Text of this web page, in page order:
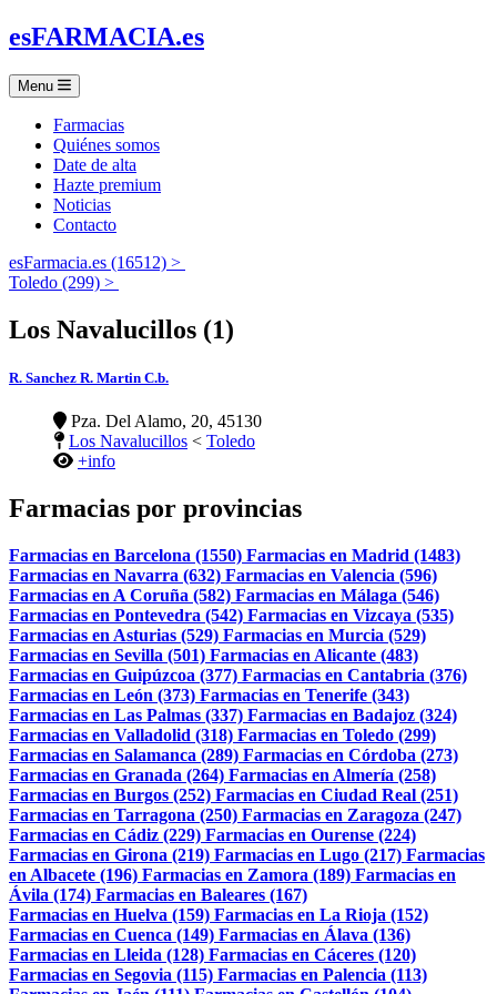
esFARMACIA.es
Menu
Farmacias
Quiénes somos
Date de alta
Hazte premium
Noticias
Contacto
esFarmacia.es (16512) >
Toledo (299) >
Los Navalucillos (1)
R. Sanchez R. Martin C.b.
Pza. Del Alamo, 20, 45130
Los Navalucillos < Toledo
+info
Farmacias por provincias
Farmacias en Barcelona (1550) Farmacias en Madrid (1483)
Farmacias en Navarra (632) Farmacias en Valencia (596)
Farmacias en A Coruña (582) Farmacias en Málaga (546)
Farmacias en Pontevedra (542) Farmacias en Vizcaya (535)
Farmacias en Asturias (529) Farmacias en Murcia (529)
Farmacias en Sevilla (501) Farmacias en Alicante (483)
Farmacias en Guipúzcoa (377) Farmacias en Cantabria (376)
Farmacias en León (373) Farmacias en Tenerife (343)
Farmacias en Las Palmas (337) Farmacias en Badajoz (324)
Farmacias en Valladolid (318) Farmacias en Toledo (299)
Farmacias en Salamanca (289) Farmacias en Córdoba (273)
Farmacias en Granada (264) Farmacias en Almería (258)
Farmacias en Burgos (252) Farmacias en Ciudad Real (251)
Farmacias en Tarragona (250) Farmacias en Zaragoza (247)
Farmacias en Cádiz (229) Farmacias en Ourense (224)
Farmacias en Girona (219) Farmacias en Lugo (217) Farmacias
en Albacete (196) Farmacias en Zamora (189) Farmacias en
Ávila (174) Farmacias en Baleares (167)
Farmacias en Huelva (159) Farmacias en La Rioja (152)
Farmacias en Cuenca (149) Farmacias en Álava (136)
Farmacias en Lleida (128) Farmacias en Cáceres (120)
Farmacias en Segovia (115) Farmacias en Palencia (113)